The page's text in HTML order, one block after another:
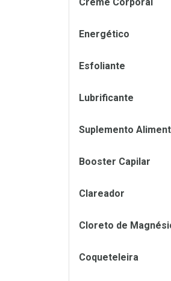
Energético
Esfoliante
Lubrificante
Suplemento
Booster Capilar
Clareador
Cloreto de
Coqueteleira